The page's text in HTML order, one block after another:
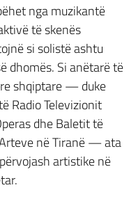
nga muzikantë
të skenës
si solistë ashtu
dhomës. Si anëtarë të
shqiptare — duke
Radio Televizionit
dhe Baletit të
në Tiranë — ata
artistike në